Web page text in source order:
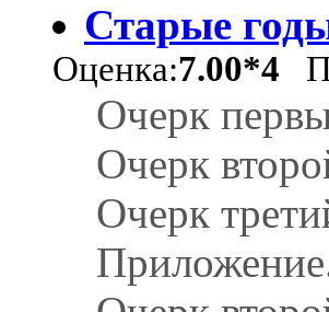
Старые
Оценка:7.00*4
Очерк
Очерк
Очерк